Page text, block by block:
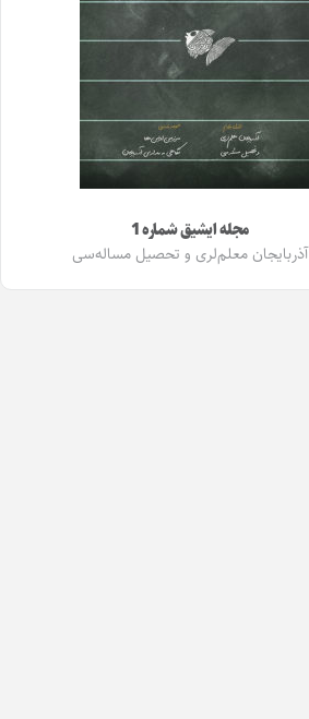
مجله ایشیق شماره 1
آذربایجان معلم‌لری و تحصیل مساله‌سی